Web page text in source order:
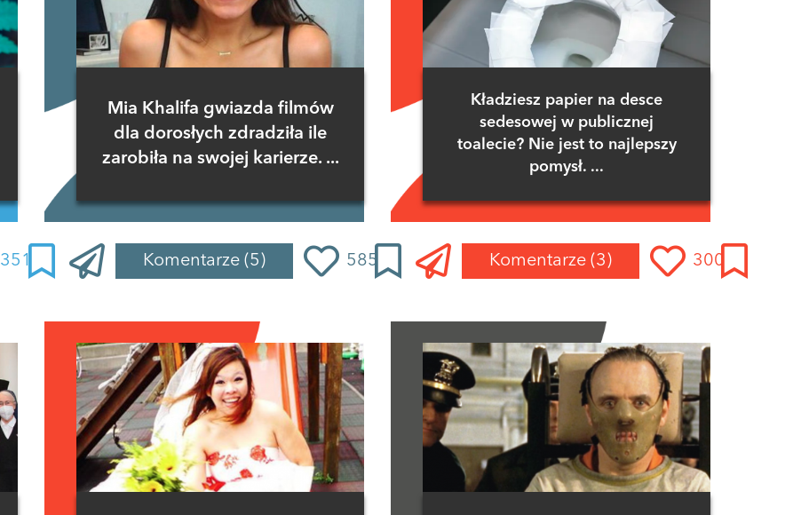
351
Mia Khalifa gwiazda filmów
dla dorosłych zdradziła ile
zarobiła na swojej karierze. ...
Komentarze (5) 585
Kładziesz papier na desce
sedesowej w publicznej
toalecie? Nie jest to najlepszy
pomysł. ...
Komentarze (3) 300